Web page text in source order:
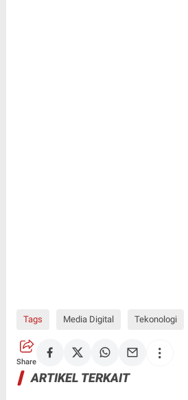
Tags Media Digital Tekonologi
Share
ARTIKEL TERKAIT